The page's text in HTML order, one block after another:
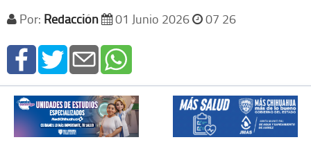
Por: Redacción 01 Junio 2026 07 26